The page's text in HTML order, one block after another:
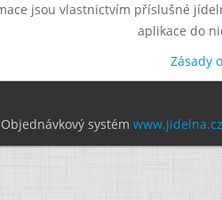
jsou vlastnictvím příslušné
aplikace do
Zásady
Objednávkový systém www.jidelna.cz